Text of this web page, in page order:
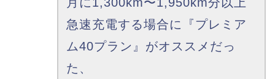
急速充電する場合に『プレミア
ム40プラン』がオススメだっ
た、